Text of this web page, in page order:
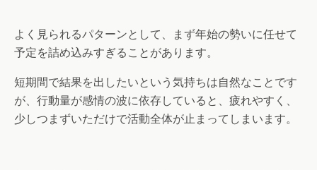
よく見られるパターンとして、まず年始の勢いに任せて
予定を詰め込みすぎることがあります。
短期間で結果を出したいという気持ちは自然なことです
が、行動量が感情の波に依存していると、疲れやすく、
少しつまずいただけで活動全体が止まってしまいます。